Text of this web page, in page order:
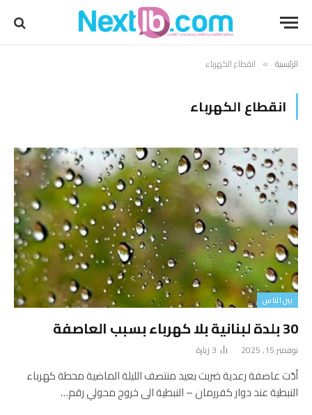
الرئيسية » انقطاع الكهرباء
انقطاع الكهرباء
بين الناس
30 بلدة لبنانية بلا كهرباء بسبب العاصفة
نوفمبر 15, 2025 3 زيارة
أدّت عاصفة رعدية ضربت بعيد منتصف الليلة الماضية محطة كهرباء
النبطية عند دوار كفررمان – النبطية الى خروج محولي رقم…